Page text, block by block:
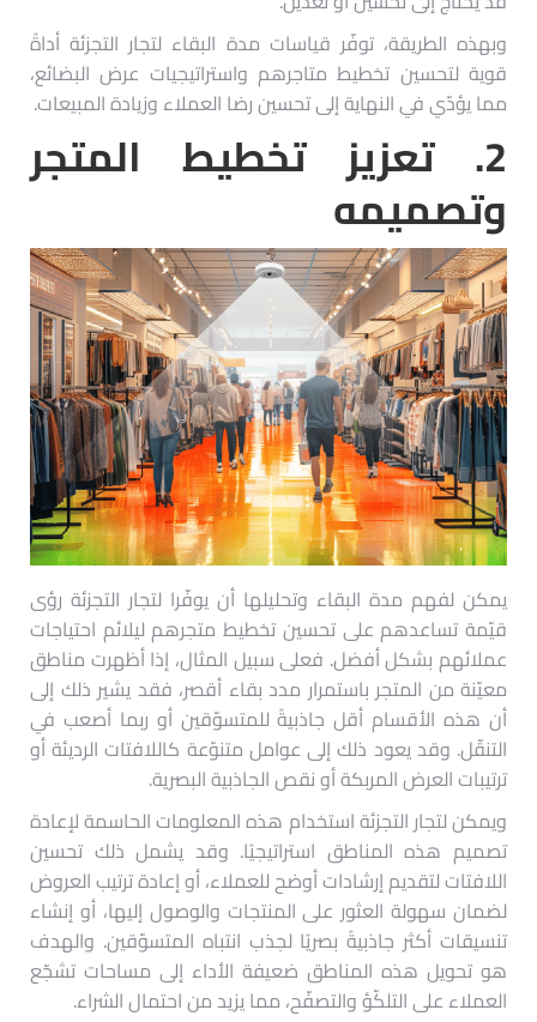
وبهذه الطريقة، توفّر قياسات مدة البقاء لتجار التجزئة أداةً
قوية لتحسين تخطيط متاجرهم واستراتيجيات عرض البضائع،
مما يؤدّي في النهاية إلى تحسين رضا العملاء وزيادة المبيعات.
2. تعزيز تخطيط المتجر
وتصميمه
يمكن لفهم مدة البقاء وتحليلها أن يوفّرا لتجار التجزئة رؤى
قيّمة تساعدهم على تحسين تخطيط متجرهم ليلائم احتياجات
عملائهم بشكل أفضل. فعلى سبيل المثال، إذا أظهرت مناطق
معيّنة من المتجر باستمرار مدد بقاء أقصر، فقد يشير ذلك إلى
أن هذه الأقسام أقل جاذبيةً للمتسوّقين أو ربما أصعب في
التنقّل. وقد يعود ذلك إلى عوامل متنوّعة كاللافتات الرديئة أو
ترتيبات العرض المربكة أو نقص الجاذبية البصرية.
ويمكن لتجار التجزئة استخدام هذه المعلومات الحاسمة لإعادة
تصميم هذه المناطق استراتيجيًا. وقد يشمل ذلك تحسين
اللافتات لتقديم إرشادات أوضح للعملاء، أو إعادة ترتيب العروض
لضمان سهولة العثور على المنتجات والوصول إليها، أو إنشاء
تنسيقات أكثر جاذبيةً بصريًا لجذب انتباه المتسوّقين. والهدف
هو تحويل هذه المناطق ضعيفة الأداء إلى مساحات تشجّع
العملاء على التلكّؤ والتصفّح، مما يزيد من احتمال الشراء.